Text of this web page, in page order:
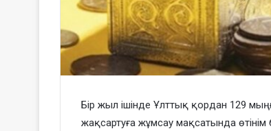
Бір жыл ішінде Ұлттық қордан 129
жақсартуға жұмсау мақсатында